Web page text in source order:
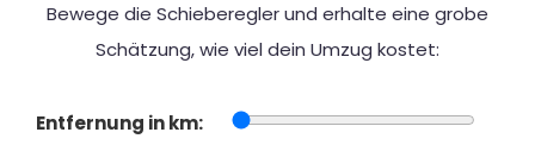
Bewege die Schieberegler und erhalte eine grobe
Schätzung, wie viel dein Umzug kostet:
Entfernung in km: